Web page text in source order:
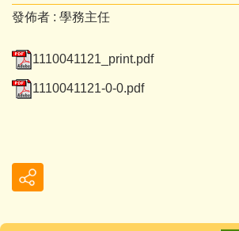
發佈者 : 學務主任
1110041121_print.pdf
1110041121-0-0.pdf